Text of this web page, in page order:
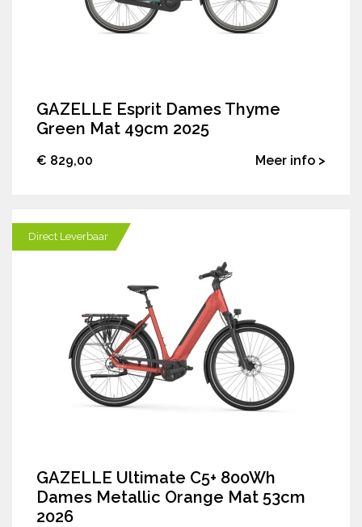
GAZELLE Esprit Dames Thyme
Green Mat 49cm 2025
€ 829,00 Meer info >
GAZELLE Ultimate C5+ 800Wh
Dames Metallic Orange Mat 53cm
2026
Direct Leverbaar